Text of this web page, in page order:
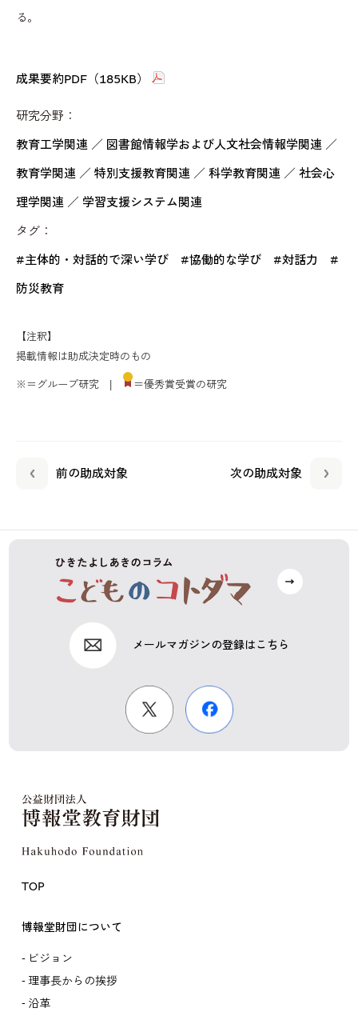
る。
成果要約PDF（185KB）
研究分野：
教育工学関連 ／ 図書館情報学および人文社会情報学関連 ／
教育学関連 ／ 特別支援教育関連 ／ 科学教育関連 ／ 社会心
理学関連 ／ 学習支援システム関連
タグ：
#主体的・対話的で深い学び
#協働的な学び #対話力
#
防災教育
【注釈】
掲載情報は助成決定時のもの
※＝グループ研究 | ＝優秀賞受賞の研究
前の助成対象 次の助成対象
メールマガジンの登録はこちら
TOP
博報堂財団について
ビジョン
理事長からの挨拶
沿革